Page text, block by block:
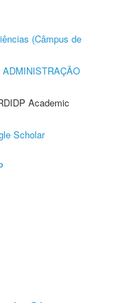
(Câmpus de
ADMINISTRAÇÃO
Academic
Scholar